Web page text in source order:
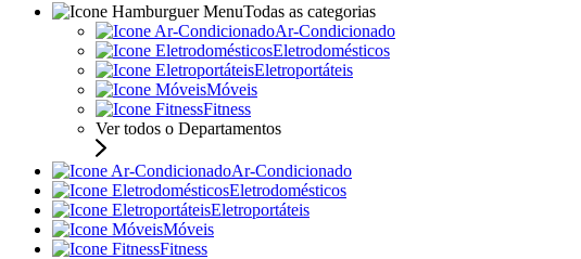
Todas as categorias
Ar-Condicionado
Eletrodomésticos
Eletroportáteis
Móveis
Fitness
Ver todos o Departamentos
Ar-Condicionado
Eletrodomésticos
Eletroportáteis
Móveis
Fitness